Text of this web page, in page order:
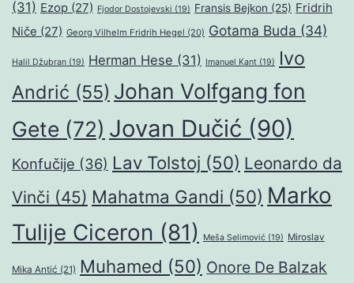
(31) Ezop (27) Fjodor Dostojevski (19) Fransis Bejkon (25) Fridrih
Niče (27) Georg Vilhelm Fridrih Hegel (20) Gotama Buda (34)
Halil Džubran (19) Herman Hese (31) Imanuel Kant (19)
Ivo
Andrić (55) Johan Volfgang fon
Gete (72) Jovan Dučić (90)
Konfučije (36) Lav Tolstoj (50) Leonardo da
Vinči (45) Mahatma Gandi (50) Marko
Tulije Ciceron (81) Meša Selimović (19) Miroslav
Mika Antić (21) Muhamed (50) Onore De Balzak